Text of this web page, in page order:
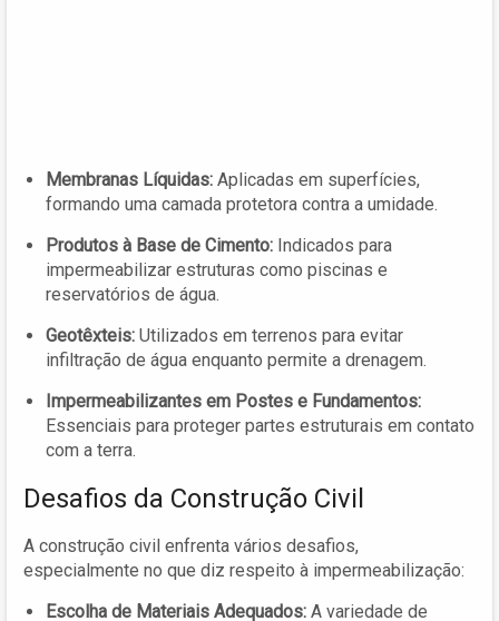
Membranas Líquidas: Aplicadas em superfícies,
formando uma camada protetora contra a umidade.
Produtos à Base de Cimento: Indicados para
impermeabilizar estruturas como piscinas e
reservatórios de água.
Geotêxteis: Utilizados em terrenos para evitar
infiltração de água enquanto permite a drenagem.
Impermeabilizantes em Postes e Fundamentos:
Essenciais para proteger partes estruturais em contato
com a terra.
Desafios da Construção Civil
A construção civil enfrenta vários desafios,
especialmente no que diz respeito à impermeabilização:
Escolha de Materiais Adequados: A variedade de